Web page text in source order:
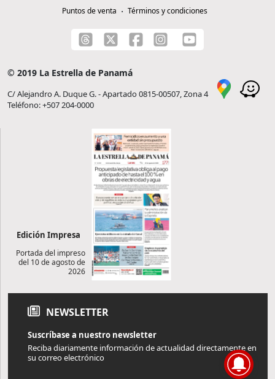
Puntos de venta
Términos y condiciones
© 2019 La Estrella de Panamá
C/ Alejandro A. Duque G. - Apartado 0815-00507, Zona 4
Teléfono: +507 204-0000
Edición Impresa
Portada del impreso
del 10 de agosto de
2026
NEWSLETTER
Suscríbase a nuestro newsletter
Reciba diariamente información de actualidad directamente en
su correo electrónico